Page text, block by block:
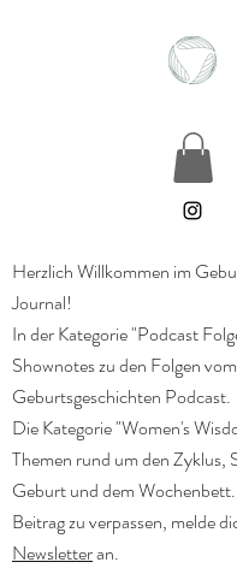
Herzlich Willkommen im
Journal!
In der Kategorie "Podcast
Shownotes zu den Folgen vom
Geburtsgeschichten Podcast.
Die Kategorie "Women's
Themen rund um den Zyklus,
Geburt und dem
Beitrag zu verpassen, melde
Newsletteran.